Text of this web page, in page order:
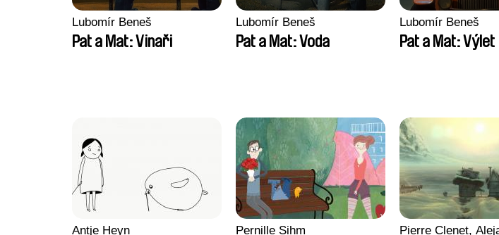
Lubomír Beneš
Pat a Mat: Vinaři
Lubomír Beneš
Pat a Mat: Voda
Lubomír Beneš
Pat a Mat: Výlet
Antje Heyn Pernille Sihm
Pierre Clenet,